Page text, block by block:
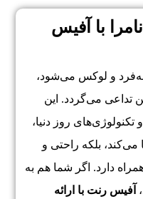
با آفیس
و لوکس می‌شود،
تداعی می‌گردد. این
روز دنیا،
می‌کند، بلکه راحتی و
دارد. اگر شما هم به
آفیس رنت با ارائه